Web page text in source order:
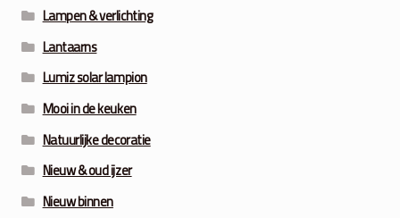
Lampen & verlichting
Lantaarns
Lumiz solar lampion
Mooi in de keuken
Natuurlijke decoratie
Nieuw & oud ijzer
Nieuw binnen